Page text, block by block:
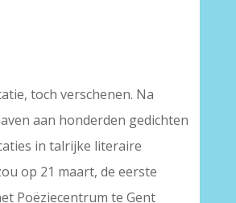
toch verschenen. Na
aan honderden gedichten
in talrijke literaire
op 21 maart, de eerste
Poëziecentrum te Gent